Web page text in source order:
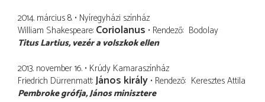
2014. március 8. Nyíregyházi színház
William Shakespeare Coriolanus Rendező Bodolay
Titus Lartius vezér a volszkok ellen
2013. november 16. Krúdy Kamaraszínház
Friedrich Dürrenmatt János király Rendező Keresztes Attila
Pembroke grófja János minisztere